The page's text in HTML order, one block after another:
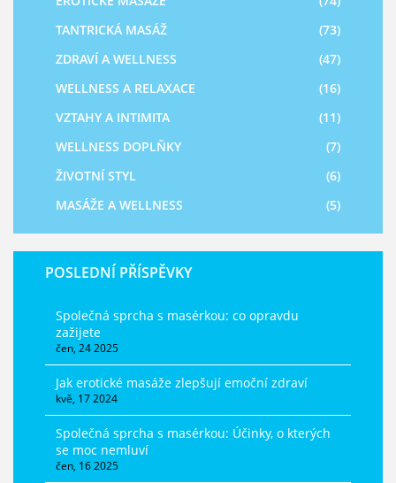
TANTRICKÁ MASÁŽ
(73)
ZDRAVÍ A WELLNESS
(47)
WELLNESS A RELAXACE
(16)
VZTAHY A INTIMITA
(11)
WELLNESS DOPLŇKY
(7)
ŽIVOTNÍ STYL
(6)
MASÁŽE A WELLNESS
(5)
POSLEDNÍ PŘÍSPĚVKY
Společná sprcha s masérkou: co opravdu
zažijete
čen, 24 2025
Jak erotické masáže zlepšují emoční zdraví
kvě, 17 2024
Společná sprcha s masérkou: Účinky, o kterých
se moc nemluví
čen, 16 2025